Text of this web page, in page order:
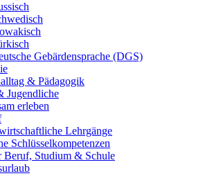
Gebärdensprache (DGS)
& Pädagogik
Jugendliche
erleben
Lehrgänge
Schlüsselkompetenzen
Studium & Schule